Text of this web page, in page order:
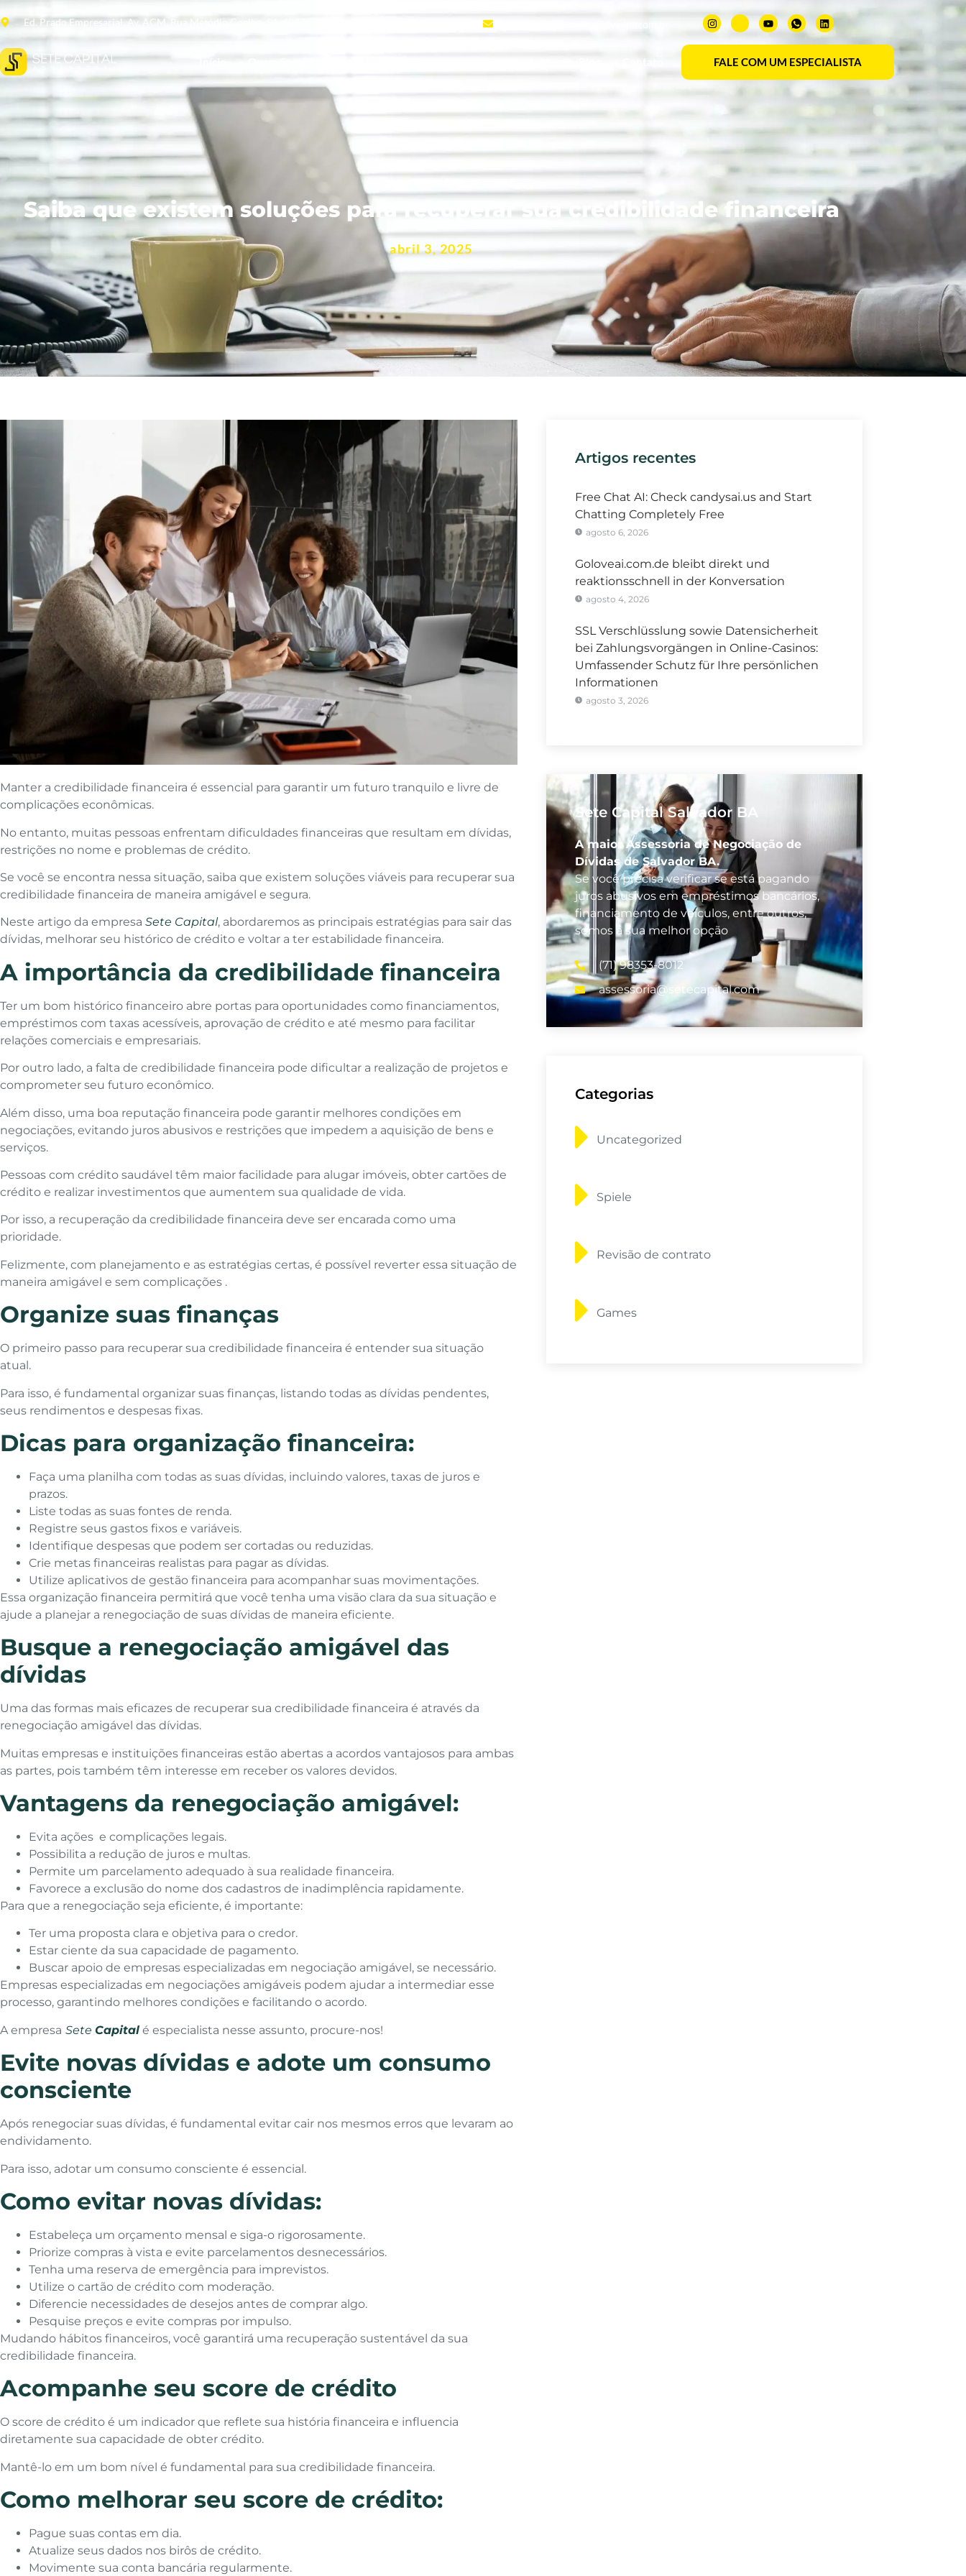
Ed. Prado Empresarial, Av. ACM, Rua Metódio Coelho, 91. 40279-120
FALE COM UM ESPECIALISTA
Saiba que existem soluções para recuperar sua credibilidade financeira
abril 3, 2025
Manter a credibilidade financeira é essencial para garantir um futuro tranquilo e livre de
complicações econômicas.
No entanto, muitas pessoas enfrentam dificuldades financeiras que resultam em dívidas,
restrições no nome e problemas de crédito.
Se você se encontra nessa situação, saiba que existem soluções viáveis para recuperar sua
credibilidade financeira de maneira amigável e segura.
Neste artigo da empresa Sete Capital, abordaremos as principais estratégias para sair das
dívidas, melhorar seu histórico de crédito e voltar a ter estabilidade financeira.
A importância da credibilidade financeira
Ter um bom histórico financeiro abre portas para oportunidades como financiamentos,
empréstimos com taxas acessíveis, aprovação de crédito e até mesmo para facilitar
relações comerciais e empresariais.
Por outro lado, a falta de credibilidade financeira pode dificultar a realização de projetos e
comprometer seu futuro econômico.
Além disso, uma boa reputação financeira pode garantir melhores condições em
negociações, evitando juros abusivos e restrições que impedem a aquisição de bens e
serviços.
Pessoas com crédito saudável têm maior facilidade para alugar imóveis, obter cartões de
crédito e realizar investimentos que aumentem sua qualidade de vida.
Por isso, a recuperação da credibilidade financeira deve ser encarada como uma
prioridade.
Felizmente, com planejamento e as estratégias certas, é possível reverter essa situação de
maneira amigável e sem complicações .
Organize suas finanças
O primeiro passo para recuperar sua credibilidade financeira é entender sua situação
atual.
Para isso, é fundamental organizar suas finanças, listando todas as dívidas pendentes,
seus rendimentos e despesas fixas.
Dicas para organização financeira:
Faça uma planilha com todas as suas dívidas, incluindo valores, taxas de juros e
prazos.
Liste todas as suas fontes de renda.
Registre seus gastos fixos e variáveis.
Identifique despesas que podem ser cortadas ou reduzidas.
Crie metas financeiras realistas para pagar as dívidas.
Utilize aplicativos de gestão financeira para acompanhar suas movimentações.
Essa organização financeira permitirá que você tenha uma visão clara da sua situação e
ajude a planejar a renegociação de suas dívidas de maneira eficiente.
Busque a renegociação amigável das
dívidas
Uma das formas mais eficazes de recuperar sua credibilidade financeira é através da
renegociação amigável das dívidas.
Muitas empresas e instituições financeiras estão abertas a acordos vantajosos para ambas
as partes, pois também têm interesse em receber os valores devidos.
Vantagens da renegociação amigável:
Evita ações e complicações legais.
Possibilita a redução de juros e multas.
Permite um parcelamento adequado à sua realidade financeira.
Favorece a exclusão do nome dos cadastros de inadimplência rapidamente.
Para que a renegociação seja eficiente, é importante:
Ter uma proposta clara e objetiva para o credor.
Estar ciente da sua capacidade de pagamento.
Buscar apoio de empresas especializadas em negociação amigável, se necessário.
Empresas especializadas em negociações amigáveis podem ajudar a intermediar esse
processo, garantindo melhores condições e facilitando o acordo.
A empresa Sete Capital é especialista nesse assunto, procure-nos!
Evite novas dívidas e adote um consumo
consciente
Após renegociar suas dívidas, é fundamental evitar cair nos mesmos erros que levaram ao
endividamento.
Para isso, adotar um consumo consciente é essencial.
Como evitar novas dívidas:
Estabeleça um orçamento mensal e siga-o rigorosamente.
Priorize compras à vista e evite parcelamentos desnecessários.
Tenha uma reserva de emergência para imprevistos.
Utilize o cartão de crédito com moderação.
Diferencie necessidades de desejos antes de comprar algo.
Pesquise preços e evite compras por impulso.
Mudando hábitos financeiros, você garantirá uma recuperação sustentável da sua
credibilidade financeira.
Acompanhe seu score de crédito
O score de crédito é um indicador que reflete sua história financeira e influencia
diretamente sua capacidade de obter crédito.
Mantê-lo em um bom nível é fundamental para sua credibilidade financeira.
Como melhorar seu score de crédito:
Pague suas contas em dia.
Atualize seus dados nos birôs de crédito.
Movimente sua conta bancária regularmente.
Artigos recentes
Free Chat AI: Check candysai.us and Start
Chatting Completely Free
agosto 6, 2026
Goloveai.com.de bleibt direkt und
reaktionsschnell in der Konversation
agosto 4, 2026
SSL Verschlüsslung sowie Datensicherheit
bei Zahlungsvorgängen in Online-Casinos:
Umfassender Schutz für Ihre persönlichen
Informationen
agosto 3, 2026
Sete Capital Salvador BA
A maior Assessoria de Negociação de
Dívidas de Salvador BA.
Se você precisa verificar se está pagando
juros abusivos em empréstimos bancários,
financiamento de veículos, entre outros,
somos a sua melhor opção
(71) 98353-8012
assessoria@setecapital.com
Categorias
Uncategorized
Spiele
Revisão de contrato
Games